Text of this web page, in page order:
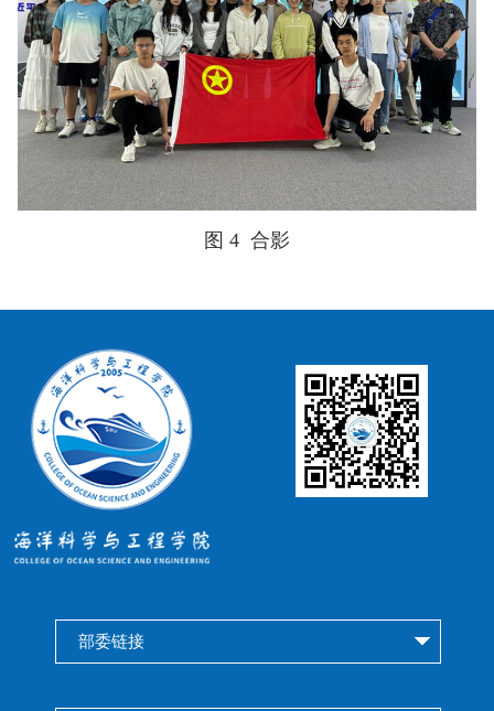
图 4 合影
部委链接